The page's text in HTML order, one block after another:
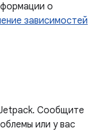
о
зависимостей
Сообщите
или у вас